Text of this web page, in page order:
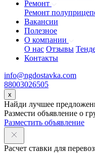
Ремонт
Ремонт
Вакансии
Полезное
О компании
О нас Отзывы
Контакты
info@ngdostavka.com
88003026505
x
Найди лучшее
Размести объявление о
Разместить объявление
Расчет ставки для